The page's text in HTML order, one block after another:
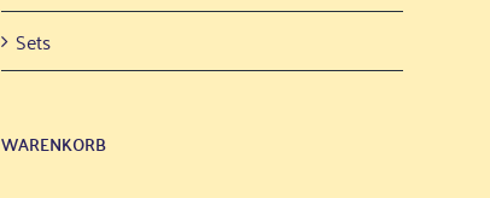
Sets
WAREN­KORB